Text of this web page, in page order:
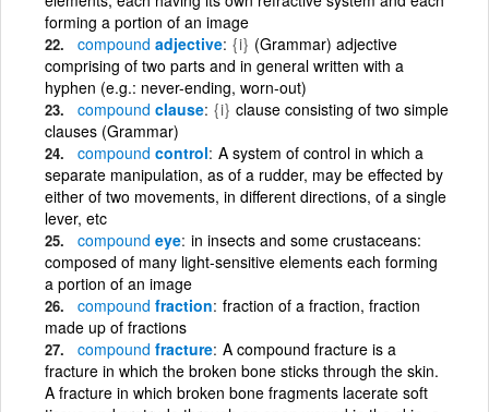
forming a portion of an image
compound adjective {i} (Grammar) adjective
comprising of two parts and in general written with a
hyphen (e.g.: never-ending, worn-out)
compound clause {i} clause consisting of two simple
clauses (Grammar)
compound control A system of control in which a
separate manipulation, as of a rudder, may be effected by
either of two movements, in different directions, of a single
lever, etc
compound eye in insects and some crustaceans:
composed of many light-sensitive elements each forming
a portion of an image
compound fraction fraction of a fraction, fraction
made up of fractions
compound fracture A compound fracture is a
fracture in which the broken bone sticks through the skin.
A fracture in which broken bone fragments lacerate soft